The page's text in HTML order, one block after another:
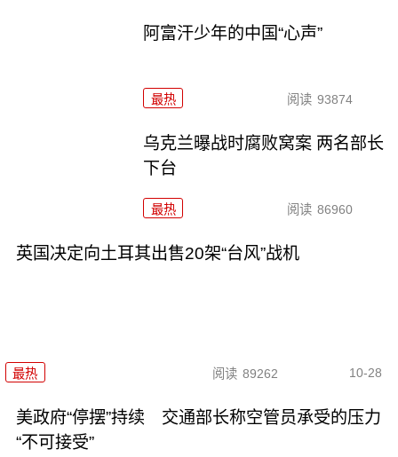
阿富汗少年的中国“心声”
最热 阅读 93874
乌克兰曝战时腐败窝案 两名部长
下台
最热 阅读 86960
英国决定向土耳其出售20架“台风”战机
最热 阅读 89262 10-28
美政府“停摆”持续 交通部长称空管员承受的压力
“不可接受”